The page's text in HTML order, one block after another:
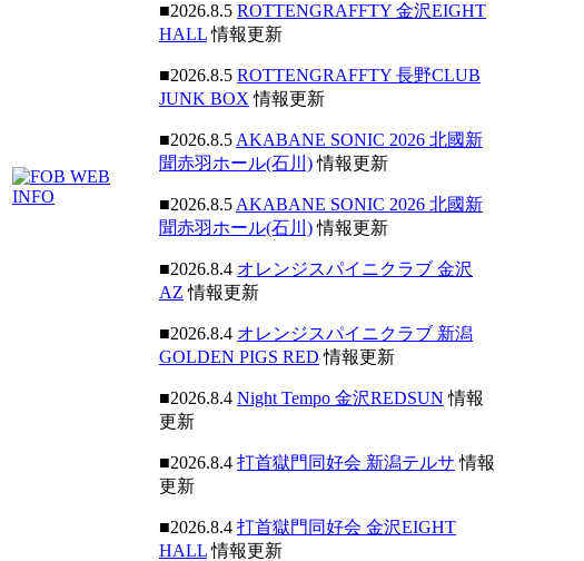
■2026.8.5 ROTTENGRAFFTY 金沢EIGHT
HALL情報更新
■2026.8.5 ROTTENGRAFFTY 長野CLUB
JUNK BOX 情報更新
■2026.8.5 AKABANE SONIC 2026 北國新
聞赤羽ホール(石川)情報更新
■2026.8.5 AKABANE SONIC 2026 北國新
聞赤羽ホール(石川)情報更新
■2026.8.4 オレンジスパイニクラブ 金沢
AZ 情報更新
■2026.8.4 オレンジスパイニクラブ 新潟
GOLDEN PIGS RED 情報更新
■2026.8.4 Night Tempo 金沢REDSUN 情報
更新
■2026.8.4 打首獄門同好会 新潟テルサ 情報
更新
■2026.8.4 打首獄門同好会 金沢EIGHT
HALL情報更新